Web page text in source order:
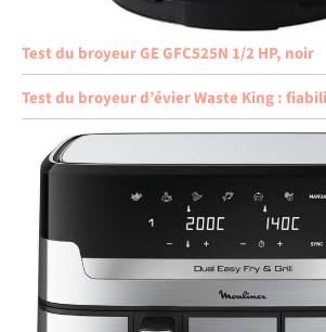
Test du broyeur GE GFC525N 1/2 HP, noir
Test du broyeur d’évier Waste King :